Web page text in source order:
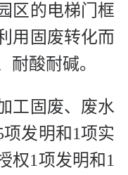
区的电梯门框
用固废转化而
耐酸耐碱。
工固废、废水
发明和1项实
权1项发明和1